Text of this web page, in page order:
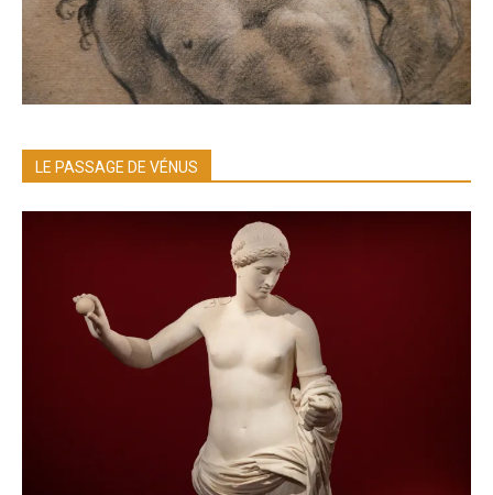
LE PASSAGE DE VÉNUS